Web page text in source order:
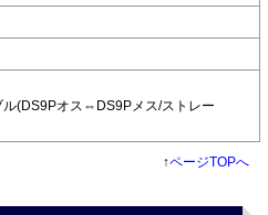
ル(DS9Pオス⇔DS9Pメス/ストレー
↑ページTOPへ